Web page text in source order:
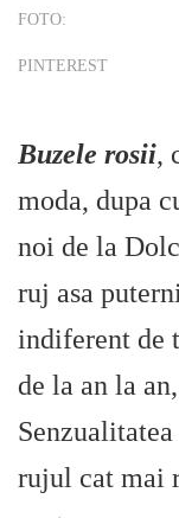
FOTO:
PINTEREST
Buzele rosii,
moda, dupa
noi de la
ruj asa
indiferent de
de la an la
rujul cat mai